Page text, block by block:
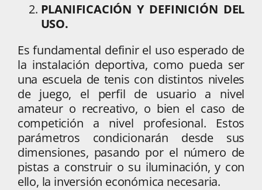
PLANIFICACIÓN Y DEFINICIÓN DEL
USO.
Es fundamental definir el uso esperado de
la instalación deportiva, como pueda ser
una escuela de tenis con distintos niveles
de juego, el perfil de usuario a nivel
amateur o recreativo, o bien el caso de
competición a nivel profesional. Estos
parámetros condicionarán desde sus
dimensiones, pasando por el número de
pistas a construir o su iluminación, y con
ello, la inversión económica necesaria.